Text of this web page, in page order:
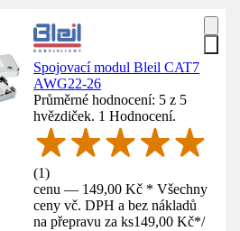
Spojovací modul Bleil CAT7
AWG22-26
Průměrné hodnocení: 5 z 5
hvězdiček. 1 Hodnocení.
(1)
cenu — 149,00 Kč * Všechny
ceny vč. DPH a bez nákladů
na přepravu za ks149,00 Kč*/